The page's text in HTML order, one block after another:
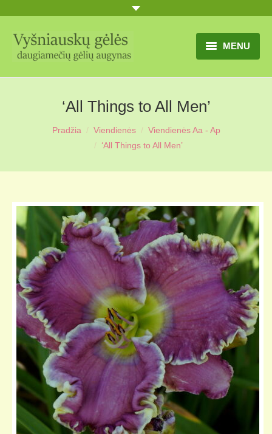
MENU
TITULINIS
GĖLIŲ KATALOGAS
PRANEŠIMAI
APIE MUS
MŪSŲ SODYBA
MŪSŲ AUGYNAS
KELIONIŲ GALERIJA
‘All Things to All Men’
Pradžia Viendienės
Viendienės Aa - Ap
‘All Things to All Men’